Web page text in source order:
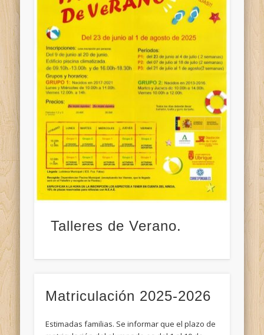
Talleres de Verano.
Matriculación 2025-2026
Estimadas familias. Se informar que el plazo de